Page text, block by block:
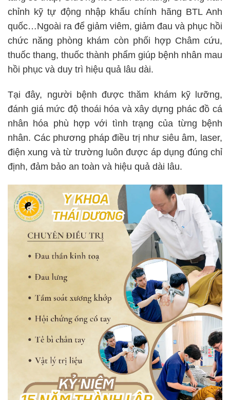
chỉnh kỹ tự động nhập khẩu chính hãng BTL Anh
quốc…Ngoài ra để giảm viêm, giảm đau và phục hồi
chức năng phòng khám còn phối hợp Châm cứu,
thuốc thang, thuốc thành phẩm giúp bệnh nhân mau
hồi phục và duy trì hiệu quả lâu dài.
Tại đây, người bệnh được thăm khám kỹ lưỡng,
đánh giá mức độ thoái hóa và xây dựng phác đồ cá
nhân hóa phù hợp với tình trạng của từng bệnh
nhân. Các phương pháp điều trị như siêu âm, laser,
điện xung và từ trường luôn được áp dụng đúng chỉ
định, đảm bảo an toàn và hiệu quả dài lâu.